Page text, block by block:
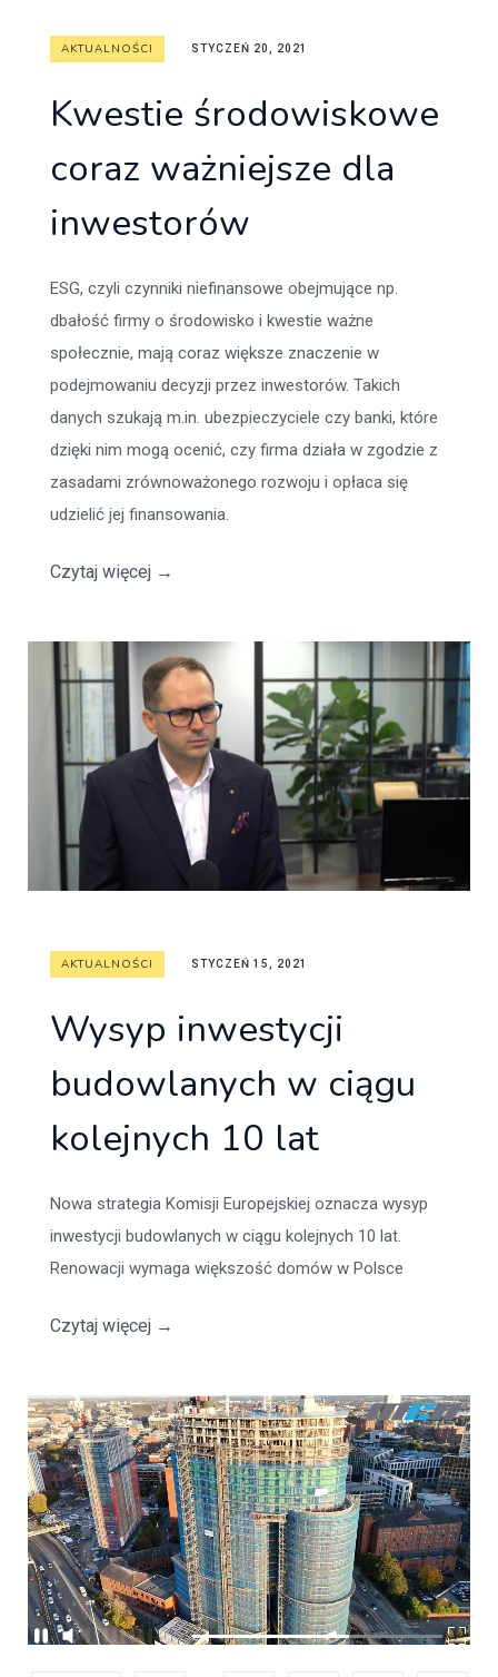
AKTUALNOŚCI STYCZEŃ 20, 2021
Kwestie środowiskowe
coraz ważniejsze dla
inwestorów
ESG, czyli czynniki niefinansowe obejmujące np.
dbałość firmy o środowisko i kwestie ważne
społecznie, mają coraz większe znaczenie w
podejmowaniu decyzji przez inwestorów. Takich
danych szukają m.in. ubezpieczyciele czy banki, które
dzięki nim mogą ocenić, czy firma działa w zgodzie z
zasadami zrównoważonego rozwoju i opłaca się
udzielić jej finansowania.
Czytaj więcej →
AKTUALNOŚCI STYCZEŃ 15, 2021
Wysyp inwestycji
budowlanych w ciągu
kolejnych 10 lat
Nowa strategia Komisji Europejskiej oznacza wysyp
inwestycji budowlanych w ciągu kolejnych 10 lat.
Renowacji wymaga większość domów w Polsce
Czytaj więcej →